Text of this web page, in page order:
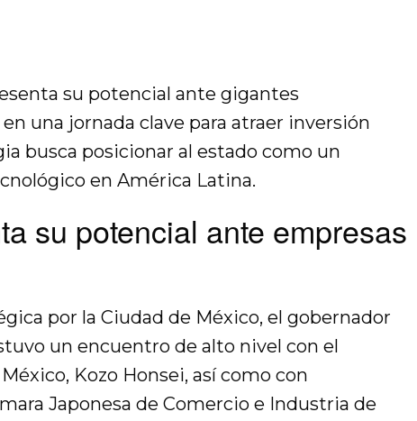
su potencial ante gigantes
una jornada clave para atraer inversión
busca posicionar al estado como un
en América Latina.
su potencial ante empresas
por la Ciudad de México, el gobernador
un encuentro de alto nivel con el
Kozo Honsei, así como con
Japonesa de Comercio e Industria de